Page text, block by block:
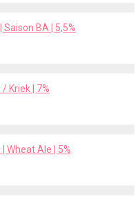
BA | 5,5%
/ Kriek | 7%
Wheat Ale | 5%